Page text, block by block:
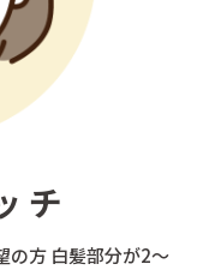
チ
の方 白髪部分が2〜